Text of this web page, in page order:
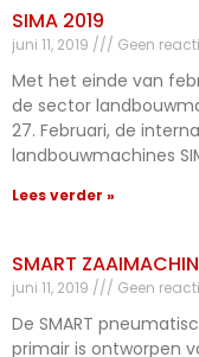
SIMA 2019
juni 11, 2019 Geen
Met het einde van
de sector
27. Februari, de
landbouwmachines
Lees verder »
SMART
juni 11, 2019 Geen
De SMART
primair is ontworpen